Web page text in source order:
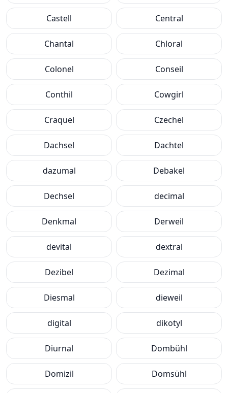
Castell Central
Chantal Chloral
Colonel Conseil
Conthil Cowgirl
Craquel Czechel
Dachsel Dachtel
dazumal Debakel
Dechsel decimal
Denkmal Derweil
devital dextral
Dezibel Dezimal
Diesmal dieweil
digital dikotyl
Diurnal Dombühl
Domizil Domsühl